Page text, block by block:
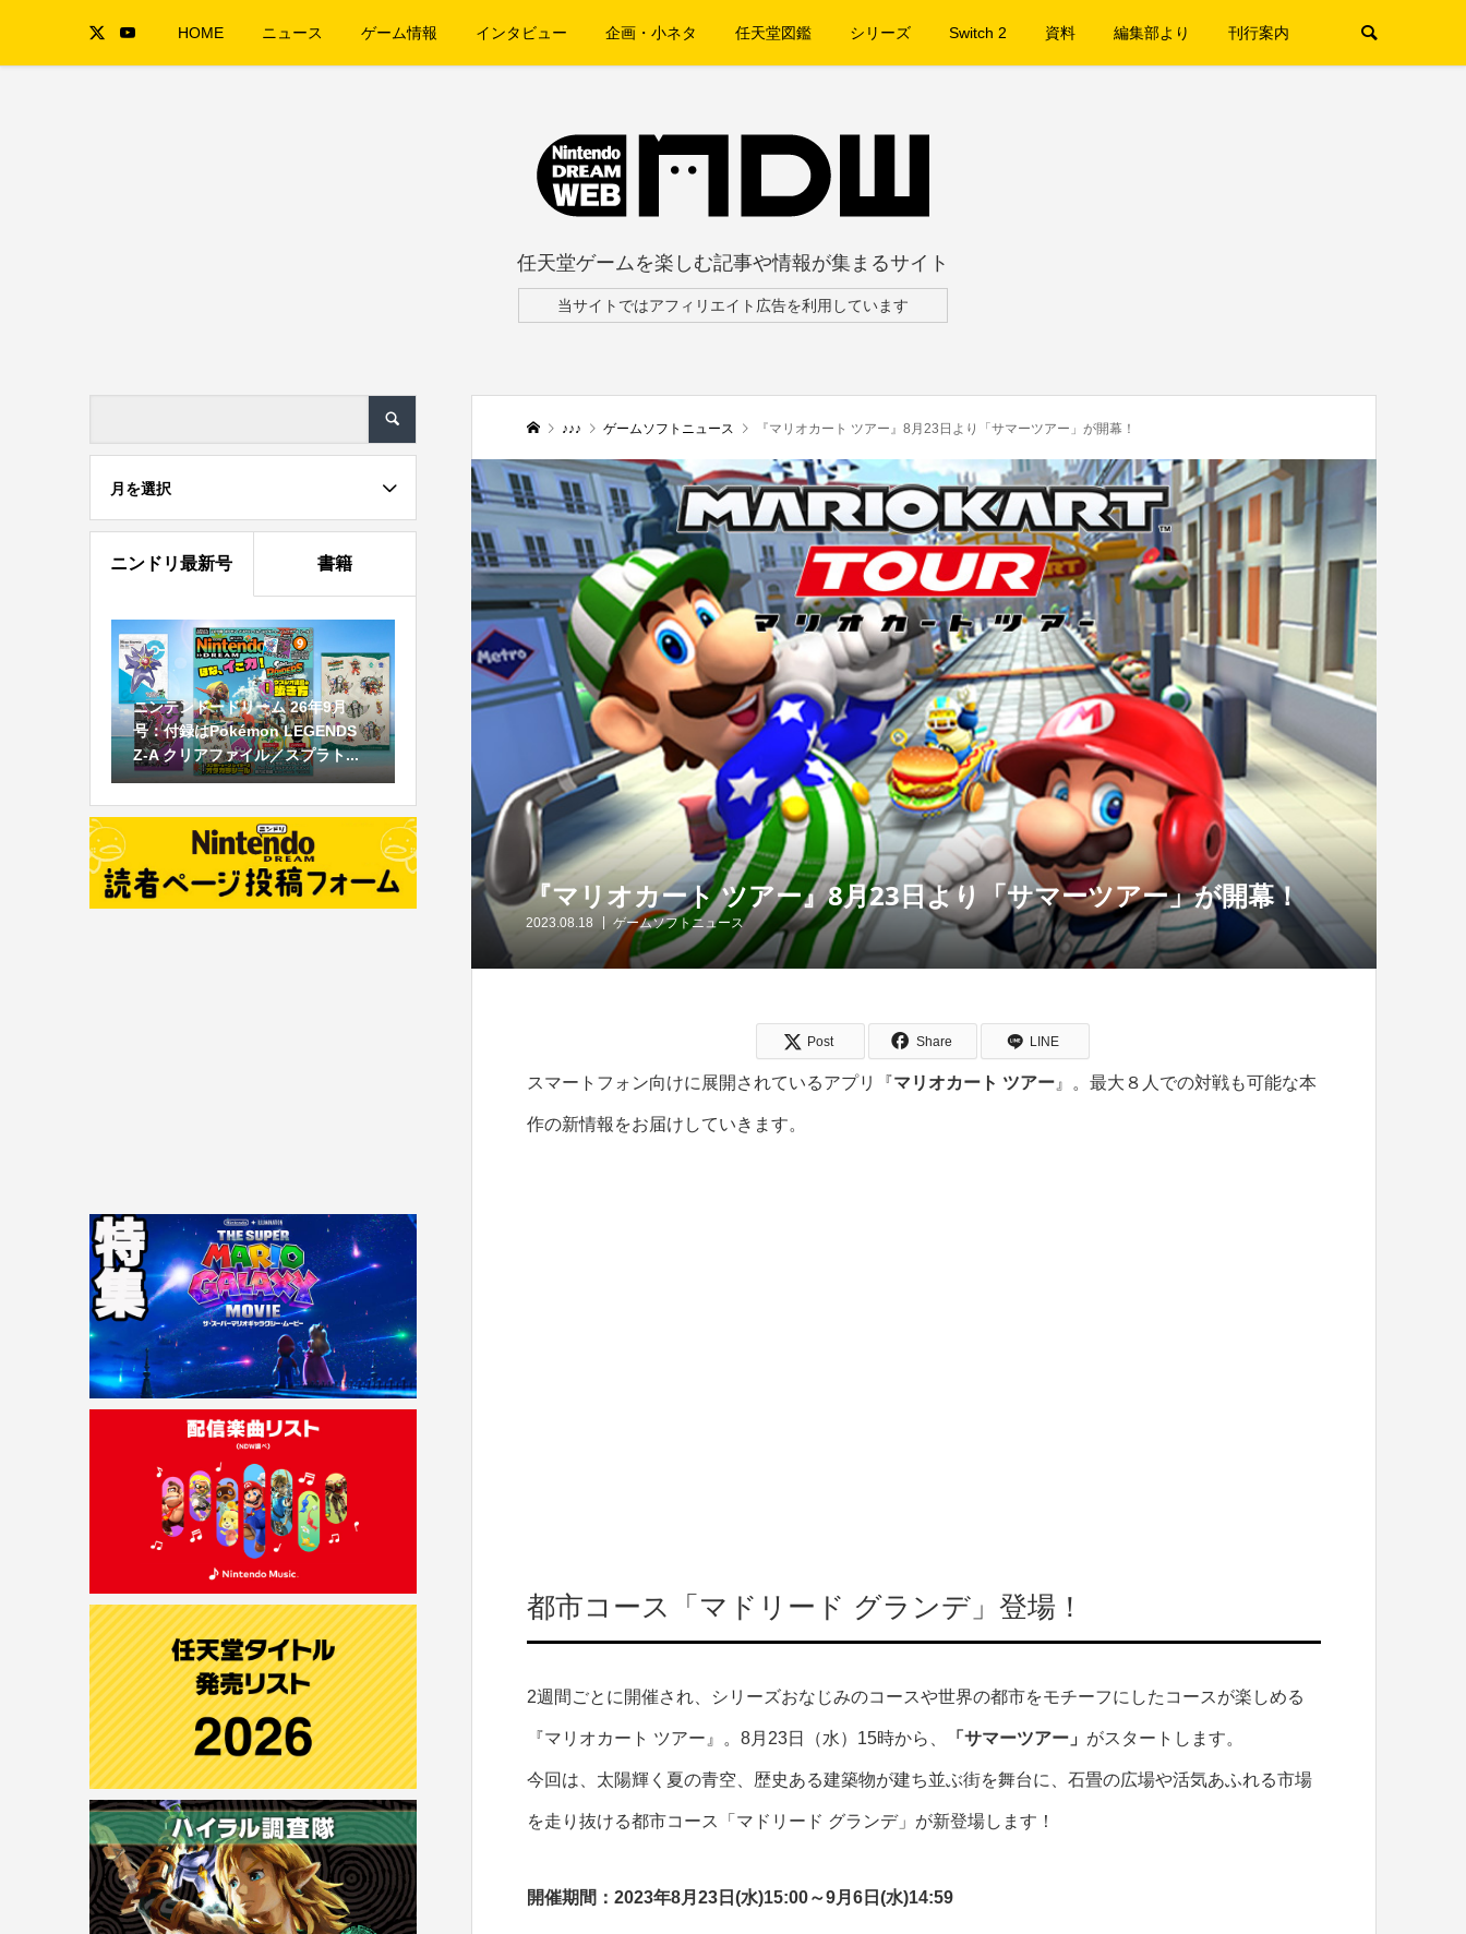
HOME ニュース ゲーム情報 インタビュー 企画・小ネタ 任天堂図鑑 シリーズ Switch 2 資料 編集部より 刊行案内
任天堂ゲームを楽しむ記事や情報が集まるサイト
当サイトではアフィリエイト広告を利用しています
♪♪♪ ゲームソフトニュース 『マリオカート ツアー』8月23日より「サマーツアー」が開幕！
『マリオカート ツアー』8月23日より「サマーツアー」が開幕！
2023.08.18 ゲームソフトニュース
Post Share LINE
スマートフォン向けに展開されているアプリ『マリオカート ツアー』。最大８人での対戦も可能な本
作の新情報をお届けしていきます。
都市コース「マドリード グランデ」登場！
2週間ごとに開催され、シリーズおなじみのコースや世界の都市をモチーフにしたコースが楽しめる
『マリオカート ツアー』。8月23日（水）15時から、 「サマーツアー」 がスタートします。
今回は、太陽輝く夏の青空、歴史ある建築物が建ち並ぶ街を舞台に、石畳の広場や活気あふれる市場
を走り抜ける都市コース「マドリード グランデ」が新登場します！
開催期間：2023年8月23日(水)15:00～9月6日(水)14:59
月を選択
ニンドリ最新号 書籍
ニンテンドードリーム 26年9月
号：付録はPokémon LEGENDS
Z-A クリアファイル／スプラト...